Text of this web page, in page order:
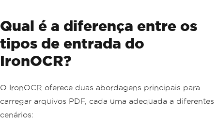
Qual é a diferença entre os
tipos de entrada do
IronOCR?
O IronOCR oferece duas abordagens principais para
carregar arquivos PDF, cada uma adequada a diferentes
cenários: